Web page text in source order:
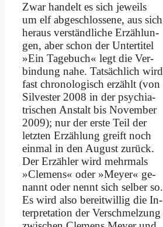
Zwar han­delt es sich je­weils
um elf ab­ge­schlos­se­ne, aus sich
her­aus ver­ständ­li­che Er­zäh­lun­
gen, aber schon der Un­ter­ti­tel
»Ein Ta­ge­buch« legt die Ver­
bin­dung na­he. Tat­säch­lich wird
fast chro­no­lo­gisch er­zählt (von
Sil­ve­ster 2008 in der psych­ia­
tri­schen An­stalt bis No­vem­ber
2009); nur der er­ste Teil der
letz­ten Er­zäh­lung greift noch
ein­mal in den Au­gust zu­rück.
Der Er­zäh­ler wird mehr­mals
»Cle­mens« oder »Mey­er« ge­
nannt oder nennt sich sel­ber so.
Es wird al­so be­reit­wil­lig die In­
ter­pre­ta­ti­on der Ver­schmel­zung